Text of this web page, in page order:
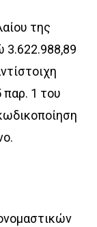
της
3.622.988,89
παρ. 1 του